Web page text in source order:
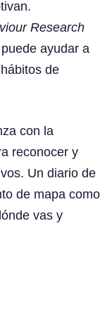
Research
ayudar a
de
con la
reconocer y
Un diario de
de mapa como
vas y